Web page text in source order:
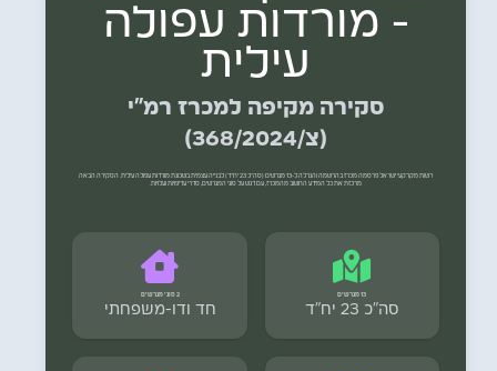
- מורדות עפולה
עילית
סקירה מקיפה למכרז רמ"י
(צ/368/2024)
רשות מקרקעי ישראל פרסמה מכרז בהרשמה והגרלה ל-13 מגרשים (סה"כ 23 יח"ד) לבנייה עצמית בשכונת מורדות עפולה עילית. הסקירה הבאה
מרכזת את כל המידע החשוב מהמכרז, עם דגש על סוגי המגרשים, סדרי עדיפויות ועלויות.
13 מגרשים
סה"כ 23 יח"ד
2 סוגי מגרשים
חד ודו-משפחתי